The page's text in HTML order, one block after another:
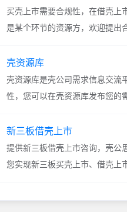
买壳上市需要合规性，在借壳上
是某个环节的资源方，欢迎提出
要的环节，如果您拥有实现借壳
实现借壳和并购战略，我
壳资源库
壳资源库是壳公司需求信息交流
性，您可以在壳资源库发布您的
库并非是我们单一方构建的信息
布信息、浏览信息、沟
新三板借壳上市
提供新三板借壳上市咨询，壳公
您实现新三板买壳上市、借壳上